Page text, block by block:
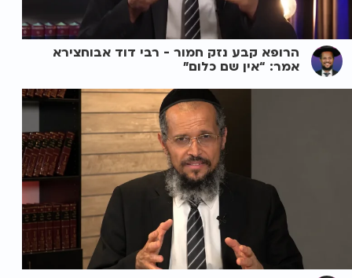
הרופא קבע נזק חמור - רבי דוד אבוחצירא
אמר: “אין שם כלום”